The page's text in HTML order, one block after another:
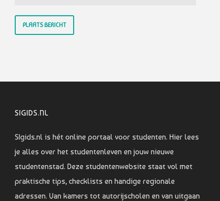
SIGIDS.NL
SIgids.nl is hét online portaal voor studenten. Hier lees
je alles over het studentenleven en jouw nieuwe
studentenstad. Deze studentenwebsite staat vol met
praktische tips, checklists en handige regionale
adressen. Van kamers tot autorijscholen en van uitgaan